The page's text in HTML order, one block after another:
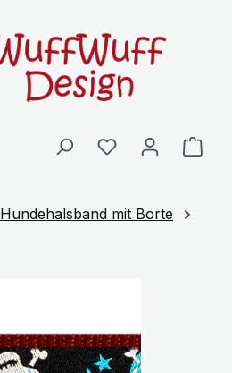
Hundehalsband mit Borte